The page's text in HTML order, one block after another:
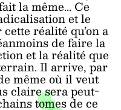
la même... Ce
et le
réalité qu’on a
de faire la
et la réalité que
Il arrive, par
même où il veut
claire sera peut-
tomes de ce